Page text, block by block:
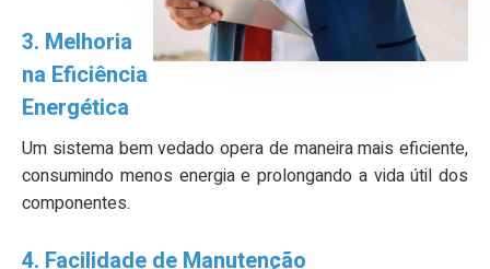
3. Melhoria
na Eficiência
Energética
Um sistema bem vedado opera de maneira mais eficiente,
consumindo menos energia e prolongando a vida útil dos
componentes.
4. Facilidade de Manutenção